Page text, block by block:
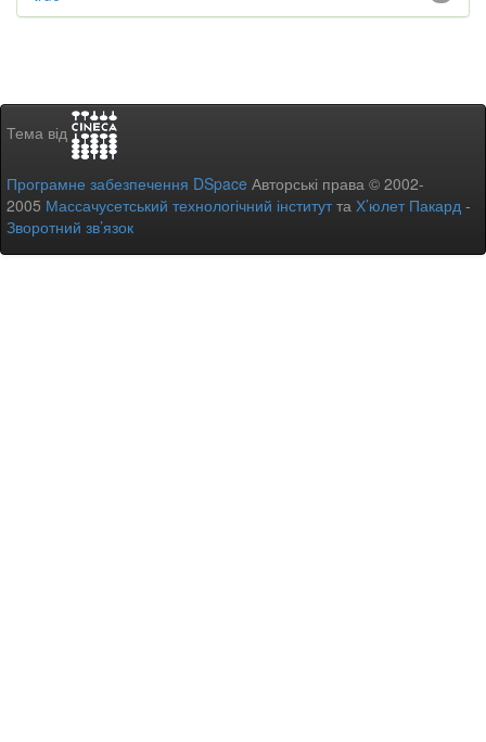
Тема від
Програмне забезпечення DSpace Авторські права © 2002-
2005 Массачусетський технологічний інститутта Х’юлет Пакард -
Зворотний зв’язок